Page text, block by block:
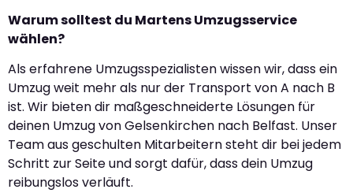
Warum solltest du Martens Umzugsservice
wählen?
Als erfahrene Umzugsspezialisten wissen wir, dass ein
Umzug weit mehr als nur der Transport von A nach B
ist. Wir bieten dir maßgeschneiderte Lösungen für
deinen Umzug von Gelsenkirchen nach Belfast. Unser
Team aus geschulten Mitarbeitern steht dir bei jedem
Schritt zur Seite und sorgt dafür, dass dein Umzug
reibungslos verläuft.